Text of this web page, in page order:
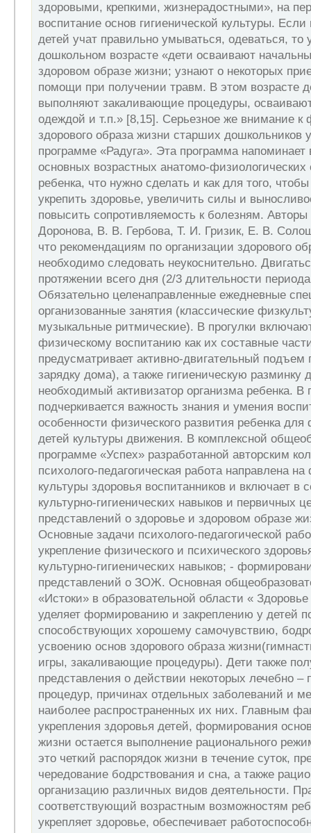
здоровыми, крепкими, жизнерадостными», на
воспитание основ гигиенической культуры.
детей учат правильно умываться, одеваться,
дошкольном возрасте «дети осваивают
здоровом образе жизни; узнают о некоторых
помощи при получении травм. В этом возрасте
выполняют закаливающие процедуры,
одеждой и т.п.» [8,15]. Серьезное же внимание
здорового образа жизни старших дошкольников
программе «Радуга». Эта программа напоминает
основных возрастных анатомо-физиологических
ребенка, что нужно сделать и как для того,
укрепить здоровье, увеличить силы и
повысить сопротивляемость к болезням.
Доронова, В. В. Гербова, Т. И. Гризик, Е. В.
что рекомендациям по организации здорового
необходимо следовать неукоснительно.
протяжении всего дня (2/3 длительности
Обязательно целенаправленные ежедневные
организованные занятия (классические
музыкальные ритмические). В прогулки
физическому воспитанию как их составные
предусматривает активно-двигательный
зарядку дома), а также гигиеническую разминку
необходимый активизатор организма ребенка. В
подчеркивается важность знания и умения
особенности физического развития ребенка
детей культуры движения. В комплексной
программе «Успех» разработанной авторским
психолого-педагогическая работа направлена
культуры здоровья воспитанников и включает в
культурно-гигиенических навыков и первичных
представлений о здоровье и здоровом образе
Основные задачи психолого-педагогической
укрепление физического и психического
культурно-гигиенических навыков; -
представлений о ЗОЖ. Основная
«Истоки» в образовательной области «
уделяет формированию и закреплению у детей
способствующих хорошему самочувствию,
усвоению основ здорового образа
игры, закаливающие процедуры). Дети также
представления о действии некоторых лечебно –
процедур, причинах отдельных заболеваний и
наиболее распространенных их них. Главным
укрепления здоровья детей, формирования
жизни остается выполнение рационального
это четкий распорядок жизни в течение суток,
чередование бодрствования и сна, а также
организацию различных видов деятельности.
соответствующий возрастным возможностям
укрепляет здоровье, обеспечивает